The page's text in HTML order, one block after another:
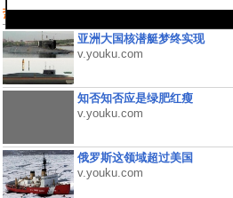
热门视频
亚洲大国核潜艇梦终实现
v.youku.com
知否知否应是绿肥红瘦
v.youku.com
俄罗斯这领域超过美国
v.youku.com